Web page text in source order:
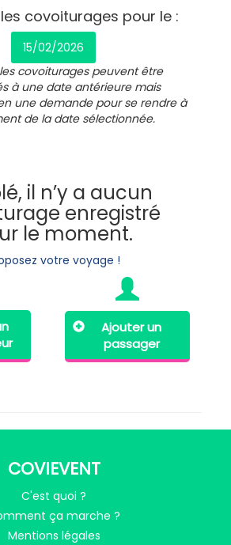
covoiturages pour le :
15/02/2026
covoiturages peuvent être
à une date antérieure mais
une demande pour se rendre à
de la date sélectionnée.
il n’y a aucun
enregistré
le moment.
votre voyage !
Ajouter un
passager
COVIEVENT
C'est quoi ?
ça marche ?
Mentions légales